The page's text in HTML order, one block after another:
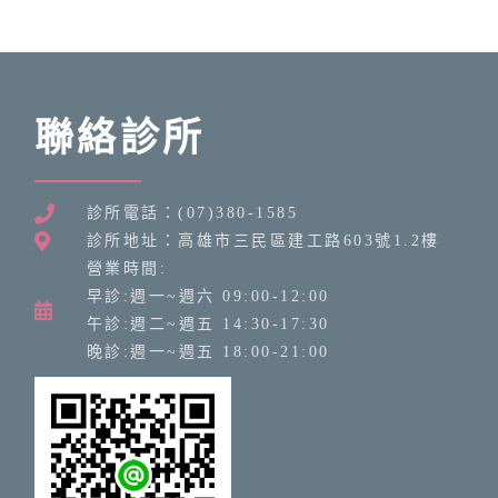
聯絡診所
診所電話：(07)380-1585
診所地址：高雄市三民區建工路603號1.2樓
營業時間:
早診:週一~週六 09:00-12:00
午診:週二~週五 14:30-17:30
晚診:週一~週五 18:00-21:00